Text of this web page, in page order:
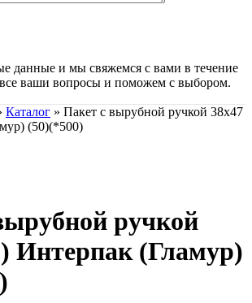
данные и мы свяжемся с вами в течение
все ваши вопросы и поможем с выбором.
Каталог » Пакет с вырубной ручкой 38х47
(50)(*500)
ручкой
Интерпак (Гламур)